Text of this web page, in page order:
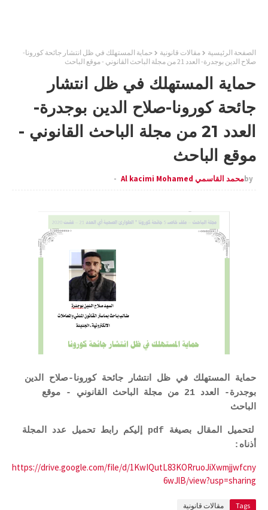
الصفحة الرئيسية مقالات قانونية
حماية المستهلك في ظل انتشار جائحة كورونا-
صلاح الدين بوجدرة- العدد 21 من مجلة الباحث القانوني - موقع الباحث
حماية المستهلك في ظل انتشار
جائحة كورونا-صلاح الدين بوجدرة-
العدد 21 من مجلة الباحث القانوني -
موقع الباحث
byمحمد القاسمي Al kacimi Mohamed
حماية المستهلك في ظل انتشار جائحة كورونا-صلاح الدين
بوجدرة- العدد 21 من مجلة الباحث القانوني - موقع
الباحث
لتحميل المقال بصيغة pdf إليكم رابط تحميل عدد المجلة
أذناه:
https://drive.google.com/file/d/1KwIQutL83KORruoJiXwmjjwfcny
6wJlB/view?usp=sharing
Tags مقالات قانونية